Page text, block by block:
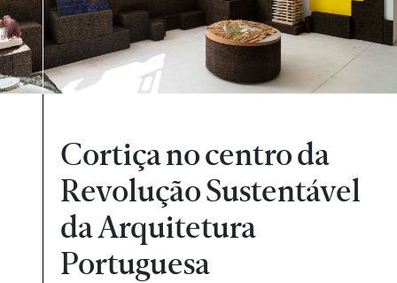
Cortiça no centro da
Revolução Sustentável
da Arquitetura
Portuguesa